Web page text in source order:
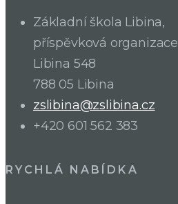
Základní škola Libina,
příspěvková organizace
Libina 548
788 05 Libina
zslibina@zslibina.cz
+420 601 562 383
RYCHLÁ NABÍDKA